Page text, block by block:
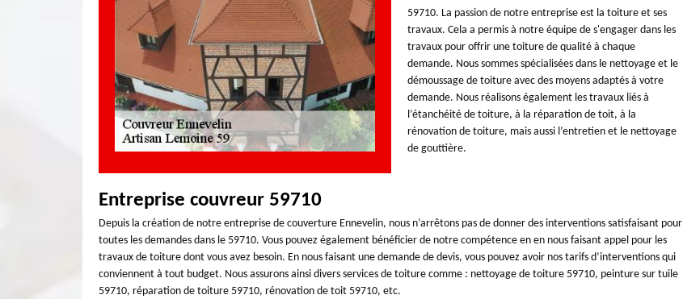
59710. La passion de notre entreprise est la toiture et ses
travaux. Cela a permis à notre équipe de s'engager dans les
travaux pour offrir une toiture de qualité à chaque
demande. Nous sommes spécialisées dans le nettoyage et le
démoussage de toiture avec des moyens adaptés à votre
demande. Nous réalisons également les travaux liés à
l’étanchéité de toiture, à la réparation de toit, à la
rénovation de toiture, mais aussi l’entretien et le nettoyage
de gouttière.
Entreprise couvreur 59710
Depuis la création de notre entreprise de couverture Ennevelin, nous n’arrêtons pas de donner des interventions satisfaisant pour
toutes les demandes dans le 59710. Vous pouvez également bénéficier de notre compétence en en nous faisant appel pour les
travaux de toiture dont vous avez besoin. En nous faisant une demande de devis, vous pouvez avoir nos tarifs d’interventions qui
conviennent à tout budget. Nous assurons ainsi divers services de toiture comme : nettoyage de toiture 59710, peinture sur tuile
59710, réparation de toiture 59710, rénovation de toit 59710, etc.